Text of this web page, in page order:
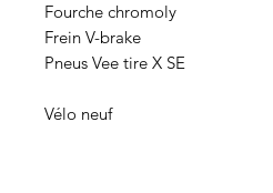
Fourche chromoly
Frein V-brake
Pneus Vee tire X SE
Vélo neuf